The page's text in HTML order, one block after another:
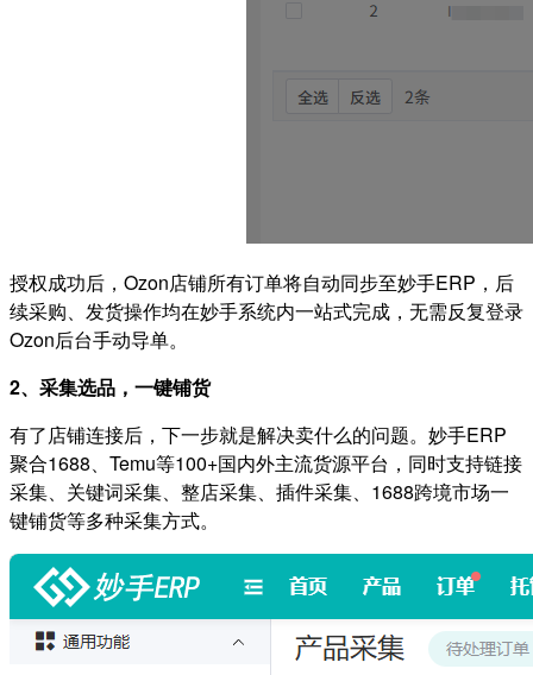
授权成功后，Ozon店铺所有订单将自动同步至妙手ERP，后
续采购、发货操作均在妙手系统内一站式完成，无需反复登录
Ozon后台手动导单。
2、采集选品，一键铺货
有了店铺连接后，下一步就是解决卖什么的问题。妙手ERP
聚合1688、Temu等100+国内外主流货源平台，同时支持链接
采集、关键词采集、整店采集、插件采集、1688跨境市场一
键铺货等多种采集方式。